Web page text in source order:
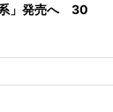
」発売へ 30